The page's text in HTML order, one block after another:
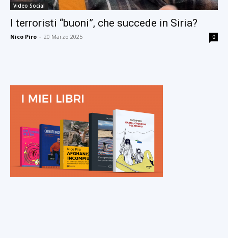
Video Social
I terroristi “buoni”, che succede in Siria?
Nico Piro - 20 Marzo 2025 0